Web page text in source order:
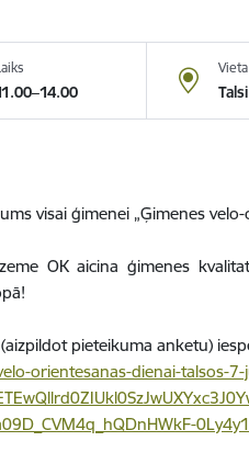
Vieta
Talsi
visai ģimenei „Ģimenes
OK aicina ģimenes
(aizpildot pieteikuma anketu)
orientesanas-dienai-talsos-